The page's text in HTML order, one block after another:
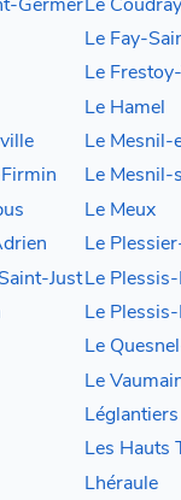
Le Fay-
Le
Le Hamel
Le Mesnil-
Le
Le Meux
Le
JustLe
Le
Le
Le
Léglantiers
Les Hauts
Lhéraule